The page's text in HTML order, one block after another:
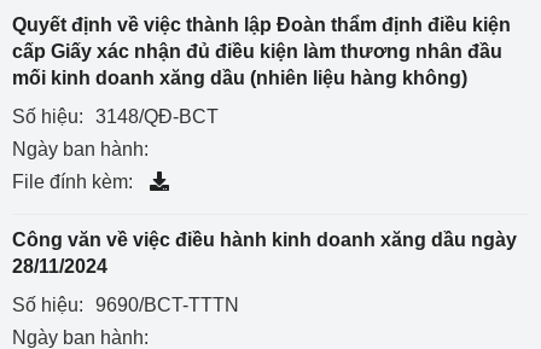
Quyết định về việc thành lập Đoàn thẩm định điều kiện
cấp Giấy xác nhận đủ điều kiện làm thương nhân đầu
mối kinh doanh xăng dầu (nhiên liệu hàng không)
Số hiệu:
3148/QĐ-BCT
Ngày ban hành:
File đính kèm:
Công văn về việc điều hành kinh doanh xăng dầu ngày
28/11/2024
Số hiệu:
9690/BCT-TTTN
Ngày ban hành: